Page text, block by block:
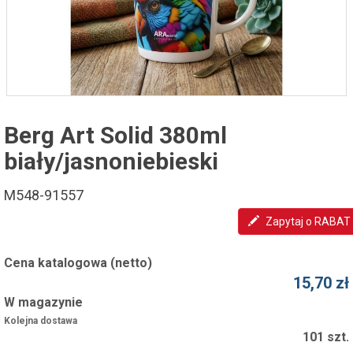
Berg Art Solid 380ml
biały/jasnoniebieski
M548-91557
Zapytaj o RABAT
Cena katalogowa (netto)
15,70 zł
W magazynie
Kolejna dostawa
101 szt.